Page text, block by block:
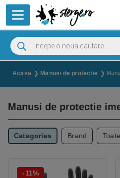
Acasa Manusi de protectie
Manusi de protectie
Categories Brand
-11%